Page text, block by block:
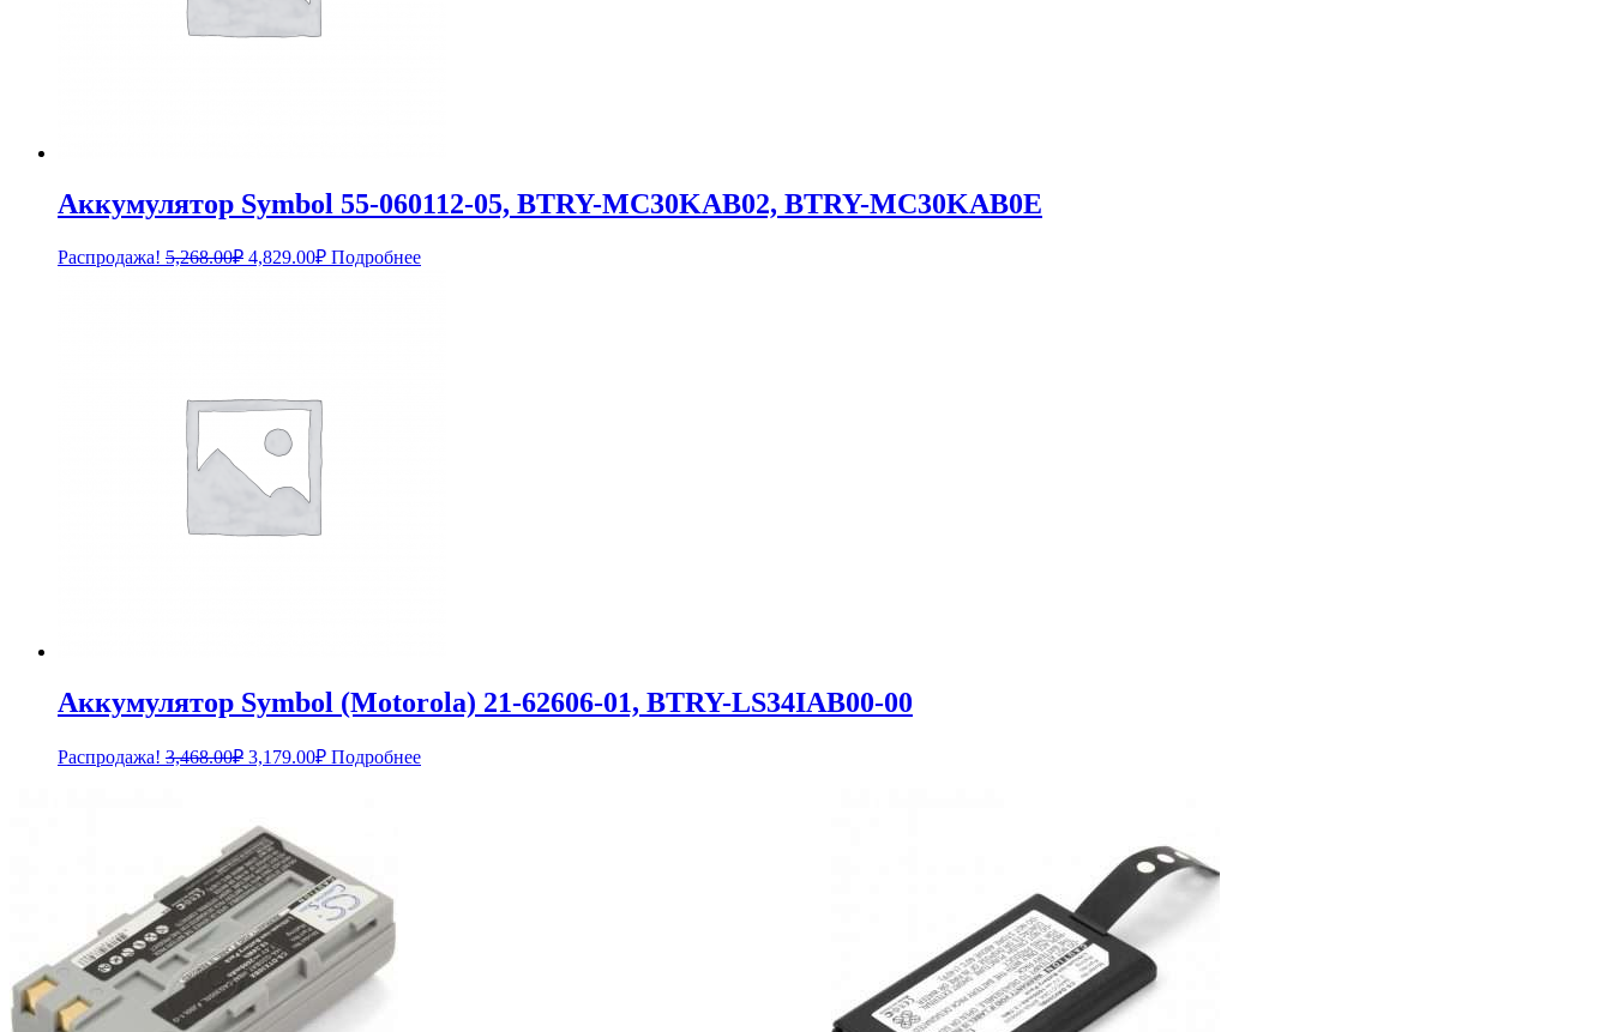
Аккумулятор Symbol 55-060112-05, BTRY-MC30KAB02, BTRY-MC30KAB0E
Распродажа! 5,268.00₽ Первоначальная
4,829.00₽Текущая
Подробнее
Аккумулятор Symbol (Motorola) 21-62606-01, BTRY-LS34IAB00-00
Распродажа! 3,468.00₽ Первоначальная
3,179.00₽Текущая
цена:
Подробнее